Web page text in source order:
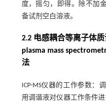
度，摇匀，即得。除不加
备试剂空白溶液。
2.2 电感耦合等离子体
plasma mass
法
ICP-MS仪器的工作参数：
用调谐液对仪器工作条件进